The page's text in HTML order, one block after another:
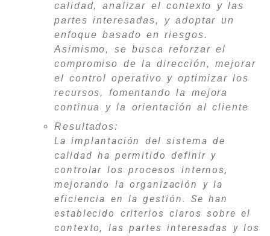
calidad, analizar el contexto y las
partes interesadas, y adoptar un
enfoque basado en riesgos.
Asimismo, se busca reforzar el
compromiso de la dirección, mejorar
el control operativo y optimizar los
recursos, fomentando la mejora
continua y la orientación al cliente
Resultados:
La implantación del sistema de
calidad ha permitido definir y
controlar los procesos internos,
mejorando la organización y la
eficiencia en la gestión. Se han
establecido criterios claros sobre el
contexto, las partes interesadas y los